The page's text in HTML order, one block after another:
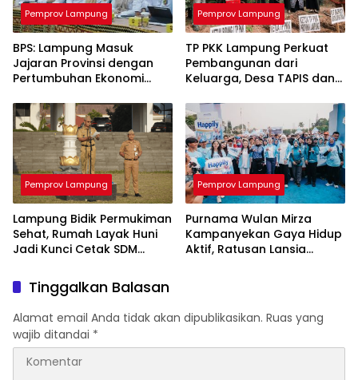
Pemprov Lampung
BPS: Lampung Masuk
Jajaran Provinsi dengan
Pertumbuhan Ekonomi
Pemprov Lampung
TP PKK Lampung Perkuat
Pembangunan dari
Keluarga, Desa TAPIS dan
Diluncurkan
Pemprov Lampung
Lampung Bidik Permukiman
Sehat, Rumah Layak Huni
Jadi Kunci Cetak SDM
Pemprov Lampung
Purnama Wulan Mirza
Kampanyekan Gaya Hidup
Aktif, Ratusan Lansia
Tinggalkan Balasan
Alamat email Anda tidak akan dipublikasikan. Ruas yang
wajib ditandai *